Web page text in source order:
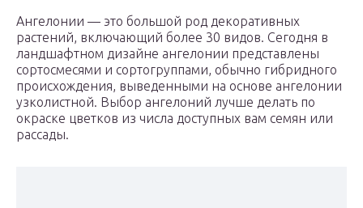
Ангелонии — это большой род декоративных
растений, включающий более 30 видов. Сегодня в
ландшафтном дизайне ангелонии представлены
сортосмесями и сортогруппами, обычно гибридного
происхождения, выведенными на основе ангелонии
узколистной. Выбор ангелоний лучше делать по
окраске цветков из числа доступных вам семян или
рассады.